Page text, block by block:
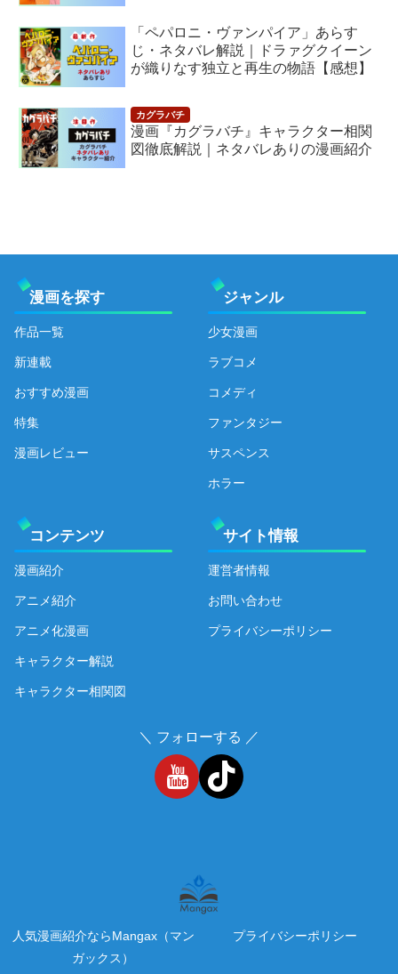
「ペパロニ・ヴァンパイア」あらす
じ・ネタバレ解説｜ドラァグクイーン
が織りなす独立と再生の物語【感想】
漫画『カグラバチ』キャラクター相関
図徹底解説｜ネタバレありの漫画紹介
漫画を探す
作品一覧
新連載
おすすめ漫画
特集
漫画レビュー
ジャンル
少女漫画
ラブコメ
コメディ
ファンタジー
サスペンス
ホラー
コンテンツ
漫画紹介
アニメ紹介
アニメ化漫画
キャラクター解説
キャラクター相関図
サイト情報
運営者情報
お問い合わせ
プライバシーポリシー
＼ フォローする ／
人気漫画紹介ならMangax（マン
ガックス）
プライバシーポリシー